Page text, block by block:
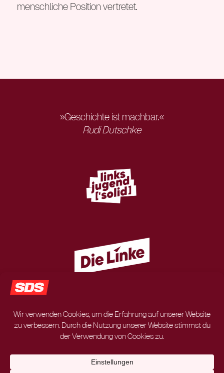
menschliche Position vertretet.
»Geschichte ist machbar.«
Rudi Dutschke